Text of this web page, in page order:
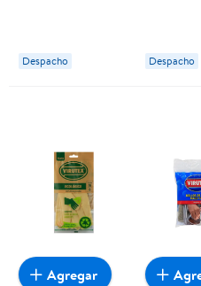
Despacho Despacho
Agregar